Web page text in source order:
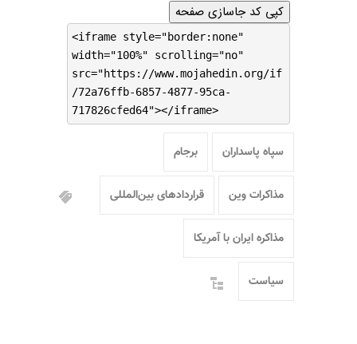
کپی کد جاسازی صفحه
<iframe style="border:none"
width="100%" scrolling="no"
src="https://www.mojahedin.org/if
/72a76ffb-6857-4877-95ca-
717826cfed64"></iframe>
سپاه پاسداران برجام
مذاکرات وین قراردادهای بین‌المللی
مذاکره ایران با آمریکا
سیاست